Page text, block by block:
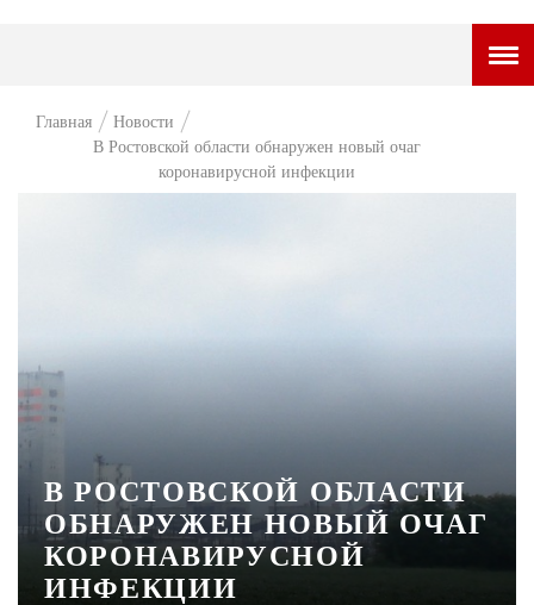
НОВОСТИ
КУЛЬТ ЕДЫ
АФИША
Главная
Новости
В Ростовской области обнаружен новый очаг
коронавирусной инфекции
В РОСТОВСКОЙ ОБЛАСТИ
ОБНАРУЖЕН НОВЫЙ ОЧАГ
КОРОНАВИРУСНОЙ
ИНФЕКЦИИ